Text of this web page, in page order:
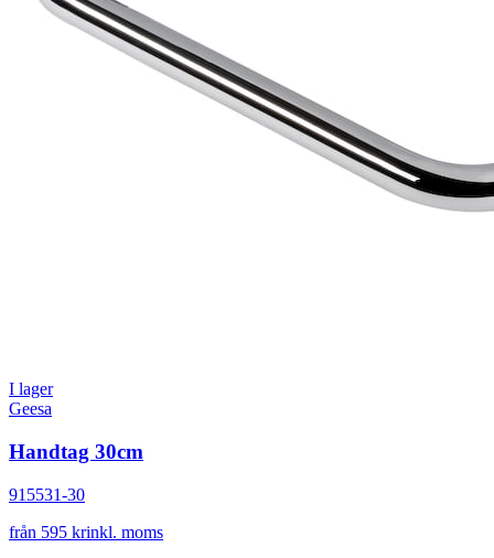
I lager
Geesa
Handtag 30cm
915531-30
från 595 krinkl. moms